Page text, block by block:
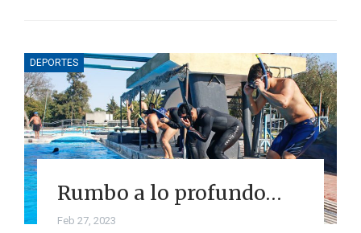
DEPORTES
Rumbo a lo profundo…
Feb 27, 2023